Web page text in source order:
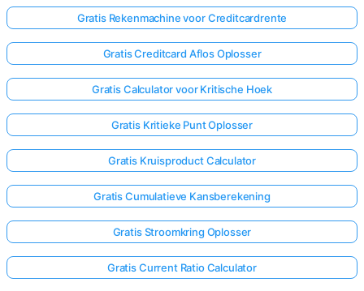
Gratis Rekenmachine voor Creditcardrente
Gratis Creditcard Aflos Oplosser
Gratis Calculator voor Kritische Hoek
Gratis Kritieke Punt Oplosser
Gratis Kruisproduct Calculator
Gratis Cumulatieve Kansberekening
Gratis Stroomkring Oplosser
Gratis Current Ratio Calculator